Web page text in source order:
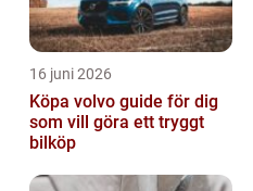
16 juni 2026
Köpa volvo guide för dig
som vill göra ett tryggt
bilköp